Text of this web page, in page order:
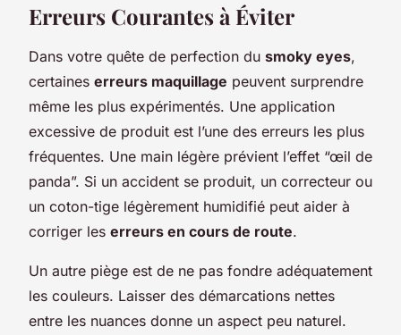
Erreurs Courantes à Éviter
Dans votre quête de perfection du smoky eyes,
certaines erreurs maquillage peuvent surprendre
même les plus expérimentés. Une application
excessive de produit est l’une des erreurs les plus
fréquentes. Une main légère prévient l’effet “œil de
panda”. Si un accident se produit, un correcteur ou
un coton-tige légèrement humidifié peut aider à
corriger les erreurs en cours de route.
Un autre piège est de ne pas fondre adéquatement
les couleurs. Laisser des démarcations nettes
entre les nuances donne un aspect peu naturel.